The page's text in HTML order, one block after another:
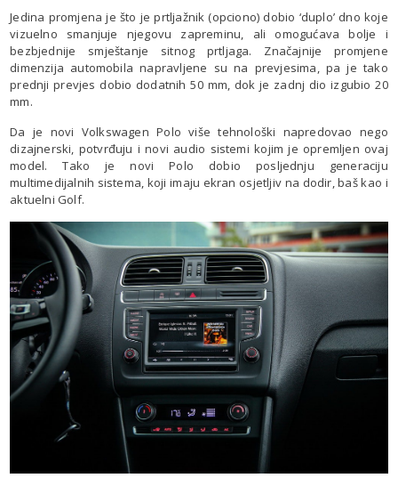
Jedina promjena je što je prtljažnik (opciono) dobio ‘duplo’ dno koje
vizuelno smanjuje njegovu zapreminu, ali omogućava bolje i
bezbjednije smještanje sitnog prtljaga. Značajnije promjene
dimenzija automobila napravljene su na prevjesima, pa je tako
prednji prevjes dobio dodatnih 50 mm, dok je zadnj dio izgubio 20
mm.
Da je novi Volkswagen Polo više tehnološki napredovao nego
dizajnerski, potvrđuju i novi audio sistemi kojim je opremljen ovaj
model. Tako je novi Polo dobio posljednju generaciju
multimedijalnih sistema, koji imaju ekran osjetljiv na dodir, baš kao i
aktuelni Golf.